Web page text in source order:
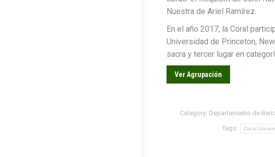
Nuestra de Ariel Ramírez.
En el año 2017, la Coral
Universidad de Princeton,
sacra y tercer lugar en
Ver Agrupación
Category: Departamento de
Tags: Coral